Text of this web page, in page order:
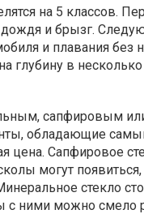
на 5 классов.
и брызг.
и плавания без
глубину в
сапфировым
обладающие
цена. Сапфировое
могут
стекло
ними можно смело